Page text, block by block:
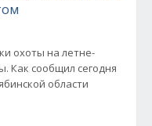
охоты на летне-
Как сообщил сегодня
области